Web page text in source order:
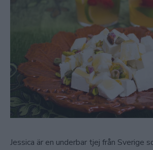
Jessica är en underbar tjej från Sverige